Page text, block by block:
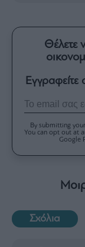
Θέλετε
By submitting
You can opt out at
Google
Σχόλια